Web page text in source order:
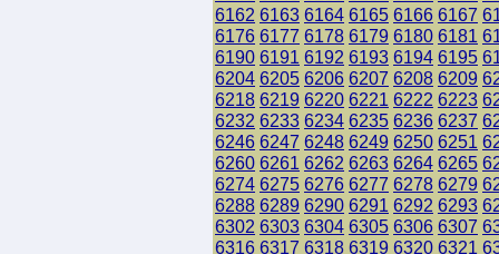
6162 6163 6164 6165 6166 6167
6176 6177 6178 6179 6180 6181
6190 6191 6192 6193 6194 6195
6204 6205 6206 6207 6208 6209
6218 6219 6220 6221 6222 6223
6232 6233 6234 6235 6236 6237
6246 6247 6248 6249 6250 6251
6260 6261 6262 6263 6264 6265
6274 6275 6276 6277 6278 6279
6288 6289 6290 6291 6292 6293
6302 6303 6304 6305 6306 6307
6316 6317 6318 6319 6320 6321